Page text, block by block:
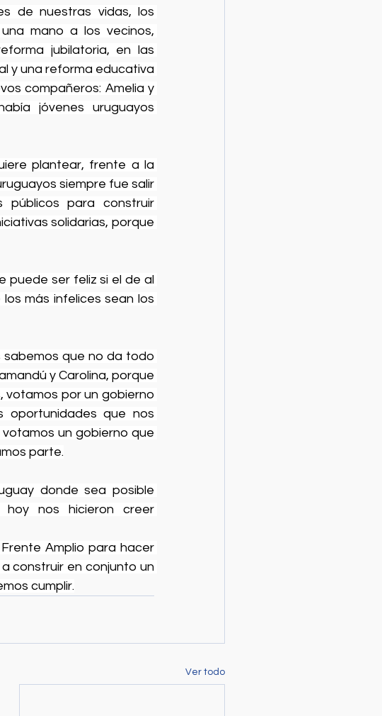
de nuestras vidas, los
mano a los vecinos,
jubilatoria, en las
y una reforma educativa
compañeros: Amelia y
jóvenes uruguayos
plantear, frente a la
siempre fue salir
para construir
solidarias, porque
puede ser feliz si el de al
más infelices sean los
sabemos que no da todo
y Carolina, porque
votamos por un gobierno
oportunidades que nos
un gobierno que
parte.
donde sea posible
hoy nos hicieron creer
Amplio para hacer
construir en conjunto un
cumplir.
Ver todo